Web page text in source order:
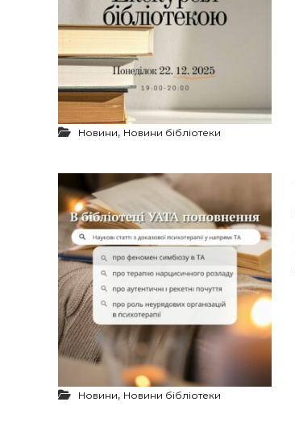
Новини, Новини бібліотеки
Новини, Новини бібліотеки